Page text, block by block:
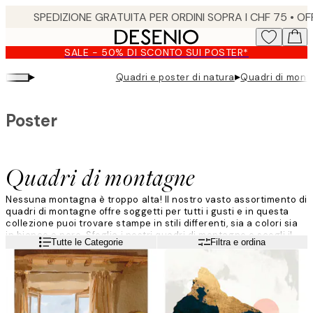
content.
SALE - 50% DI SCONTO SUI POSTER*
▸ Quadri e poster di natura▸Quadri di
Quadri di montagne
Poster
Nessuna montagna è troppo alta! Il nostro vasto assortimento di
quadri di montagne offre soggetti per tutti i gusti e in questa
collezione puoi trovare stampe in stili differenti, sia a colori sia
in bianco e nero. Sfoglia i nostri quadri di montagne e scegli il
tuo preferito da appendere alle pareti della tua casa!
Leggi di piùTutte le Categorie Filtra e ordina